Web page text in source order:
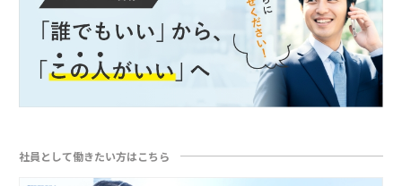
社員として働きたい方はこちら